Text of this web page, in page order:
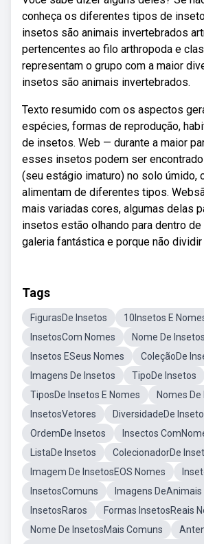
conheça os diferentes tipos de
insetos são animais invertebrados
pertencentes ao filo arthropoda e
representam o grupo com a maior
insetos são animais invertebrados.
Texto resumido com os aspectos
espécies, formas de reprodução,
de insetos. Web — durante a maior
esses insetos podem ser
(seu estágio imaturo) no solo úmido,
alimentam de diferentes tipos.
mais variadas cores, algumas delas
insetos estão olhando para dentro de
galeria fantástica e porque não
Tags
FigurasDe Insetos
10Insetos E
InsetosCom Nomes
Nome De Insetos
Insetos ESeus Nomes
ColeçãoDe
Imagens De Insetos
TipoDe Insetos
TiposDe Insetos E Nomes
Nomes
InsetosVetores
DiversidadeDe
OrdemDe Insetos
Insectos
ListaDe Insetos
ColecionadorDe
Imagem De InsetosEOS Nomes
InsetosComuns
Imagens DeAnimais
InsetosRaros
Formas InsetosReais
Nome De InsetosMais Comuns